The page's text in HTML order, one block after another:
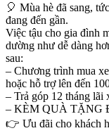
🎈 Mùa hè đã sang,
đang đến gần.
Việc tậu cho gia đình
dường như dễ dàng
sau:
– Chương trình mua
hoặc hỗ trợ lên đến
– Trả góp 12 tháng lãi
– KÈM QUÀ TẶNG
👉 Ưu đãi cho khách